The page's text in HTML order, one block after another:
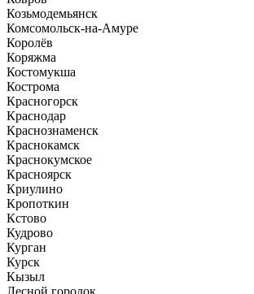
Козьмодемьянск
Комсомольск-на-Амуре
Королёв
Коряжма
Костомукша
Кострома
Красногорск
Краснодар
Краснознаменск
Краснокамск
Краснокумское
Красноярск
Криулино
Кропоткин
Кстово
Кудрово
Курган
Курск
Кызыл
Лесной городок